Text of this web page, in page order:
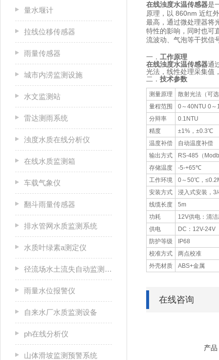
量水堰计
拉线位移传感器
雨量传感器
城市内涝监测设施
水文监测站
雷达测雨系统
浊度水质在线分析仪
在线水质监测箱
车载气象仪
翻斗雨量传感器
排水管网水质监测系统
水质叶绿素a测定仪
径流场水土流失自动监测系统
雨量水位报警仪
自来水厂水质监测设备
ph在线分析仪
山体滑坡监测预警系统
在线浊度水温传感器是
原理，以 860nm 近红
最高，通过微处理器将
特性的影响，同时也可
流波动、气泡等干扰信
一． 工作原理
在线浊度水温传感器通
光法，线性处理采集值
二． 技术参数
测量原理
散射光法（可
量程范围
0～40NTU 0
分辩率
0.1NTU
精度
±1%，±0.3℃
温度补偿
自动温度补偿
输出方式
RS-485（
存储温度
-5-+65℃
工作环境
0～50℃，
安装方式
浸入式安装，
线缆长度
5m
功耗
12V供电：清
供电
DC：12V-24V
防护等级
IP68
校准方式
两点校准
外壳材质
ABS+金属
在线咨询
产品